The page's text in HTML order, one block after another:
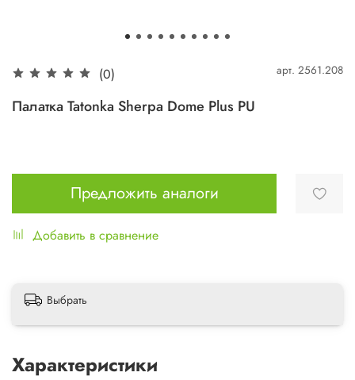
(0) арт. 2561.208
Палатка Tatonka Sherpa Dome Plus PU
Предложить аналоги
Добавить в сравнение
Выбрать
Характеристики